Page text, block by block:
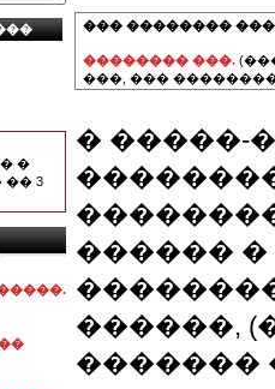
�
3
��� ��������
�������� ���.
���, ���
� �����-
������
������,
�������